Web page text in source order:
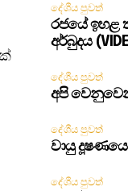
දේශීය පුවත්
රජයේ ඉහළ
අර්බුදය
දේශීය පුවත්
අපි වෙනුවෙන්
දේශීය පුවත්
වායු
දේශීය පුවත්